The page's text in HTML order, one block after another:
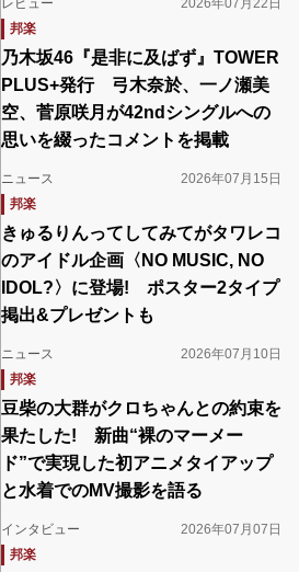
レビュー
2026年07月22日
邦楽
乃木坂46『是非に及ばず』TOWER
PLUS+発行 弓木奈於、一ノ瀬美
空、菅原咲月が42ndシングルへの
思いを綴ったコメントを掲載
ニュース
2026年07月15日
邦楽
きゅるりんってしてみてがタワレコ
のアイドル企画〈NO MUSIC, NO
IDOL?〉に登場! ポスター2タイプ
掲出&プレゼントも
ニュース
2026年07月10日
邦楽
豆柴の大群がクロちゃんとの約束を
果たした! 新曲“裸のマーメー
ド”で実現した初アニメタイアップ
と水着でのMV撮影を語る
インタビュー
2026年07月07日
邦楽